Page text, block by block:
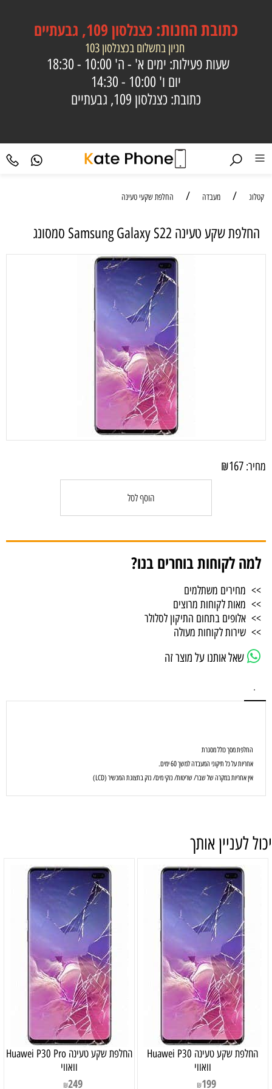
כתובתהחנות: כצנלסון 109, גבעתיים
חניון בתשלום בכצנלסון 103
שעות פעילות: ימים א' - ה' 10:00 - 18:30
יום ו' 10:00 - 14:30
כתובת: כצנלסון 109, גבעתיים
קטלוג / מעבדה / החלפת שקעי טעינה
‏החלפת שקע טעינה Samsung Galaxy S22 סמסונג
מחיר: ₪167
הוסף לסל
למה לקוחות בוחרים בנו?
>> מחירים משתלמים
>> מאות לקוחות מרוצים
>> אלופים בתחום התיקון לסלולר
>> שירות לקוחות מעולה
שאל אותנו על מוצר זה
.
החלפת מסך כולל מסגרת
אחריות על כל תיקוני המעבדה למשך 60 ימים.
אין אחריות במקרה של שבר/ שריטות/ נזקי מים/ נזק בתצוגת המכשיר (LCD)
יכול לעניין אותך
‏החלפת שקע טעינה Huawei P30
וואווי
₪199
‏החלפת שקע טעינה Huawei P30 Pro
וואווי
₪249